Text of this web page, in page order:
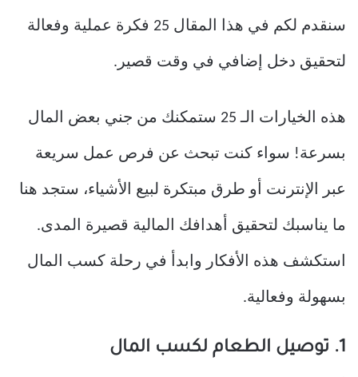
سنقدم لكم في هذا المقال 25 فكرة عملية وفعالة
لتحقيق دخل إضافي في وقت قصير.
هذه الخيارات الـ 25 ستمكنك من جني بعض المال
بسرعة! سواء كنت تبحث عن فرص عمل سريعة
عبر الإنترنت أو طرق مبتكرة لبيع الأشياء، ستجد هنا
ما يناسبك لتحقيق أهدافك المالية قصيرة المدى.
استكشف هذه الأفكار وابدأ في رحلة كسب المال
بسهولة وفعالية.
1. توصيل الطعام لكسب المال